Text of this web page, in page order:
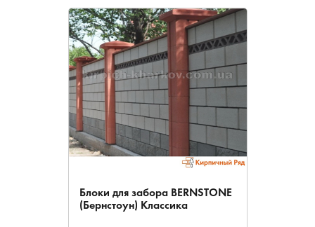
Блоки для забора BERNSTONE
(Бернстоун) Классика